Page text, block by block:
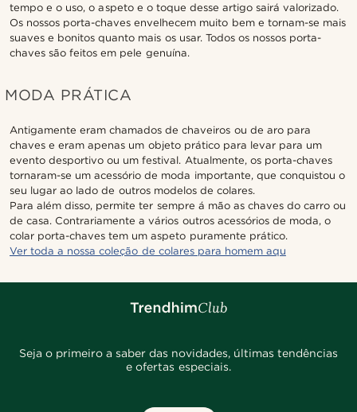
tempo e o uso, o aspeto e o toque desse artigo sairá valorizado.
Os nossos porta-chaves envelhecem muito bem e tornam-se mais
suaves e bonitos quanto mais os usar. Todos os nossos porta-
chaves são feitos em pele genuína.
MODA PRÁTICA
Antigamente eram chamados de chaveiros ou de aro para
chaves e eram apenas um objeto prático para levar para um
evento desportivo ou um festival. Atualmente, os porta-chaves
tornaram-se um acessório de moda importante, que conquistou o
seu lugar ao lado de outros modelos de colares.
Para além disso, permite ter sempre á mão as chaves do carro ou
de casa. Contrariamente a vários outros acessórios de moda, o
colar porta-chaves tem um aspeto puramente prático.
Ver toda a nossa coleção de colares para homem aqu
Seja o primeiro a saber das novidades, últimas tendências
e ofertas especiais.